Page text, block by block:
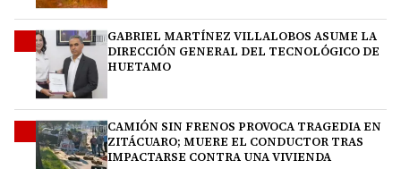
GABRIEL MARTÍNEZ VILLALOBOS ASUME LA
DIRECCIÓN GENERAL DEL TECNOLÓGICO DE
HUETAMO
CAMIÓN SIN FRENOS PROVOCA TRAGEDIA EN
ZITÁCUARO; MUERE EL CONDUCTOR TRAS
IMPACTARSE CONTRA UNA VIVIENDA